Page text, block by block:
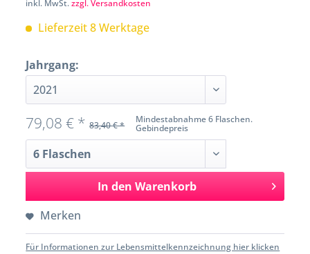
inkl. MwSt.zzgl. Versandkosten
Lieferzeit 8 Werktage
Jahrgang:
Mindestabnahme 6 Flaschen.
Gebindepreis
79,08 € * 83,40 € *
In den Warenkorb
Merken
Für Informationen zur Lebensmittelkennzeichnung hier klicken